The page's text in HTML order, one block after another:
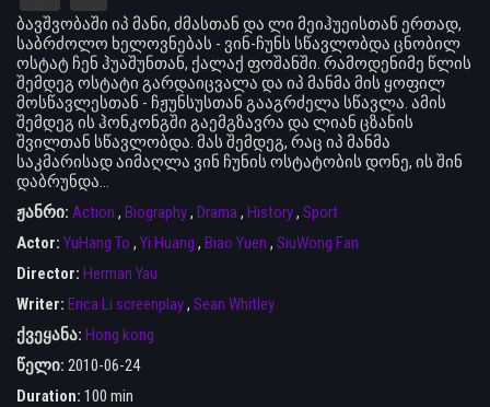
ბავშვობაში იპ მანი, ძმასთან და ლი მეიჰუეისთან ერთად,
საბრძოლო ხელოვნებას - ვინ-ჩუნს სწავლობდა ცნობილ
ოსტატ ჩენ ჰუაშუნთან, ქალაქ ფოშანში. რამოდენიმე წლის
შემდეგ ოსტატი გარდაიცვალა და იპ მანმა მის ყოფილ
მოსწავლესთან - ჩჟუნსუსთან გააგრძელა სწავლა. ამის
შემდეგ ის ჰონკონგში გაემგზავრა და ლიან ცზანის
შვილთან სწავლობდა. მას შემდეგ, რაც იპ მანმა
საკმარისად აიმაღლა ვინ ჩუნის ოსტატობის დონე, ის შინ
დაბრუნდა…
ჟანრი: Action , Biography, Drama, History, Sport
Actor: YuHang To , Yi Huang , Biao Yuen , SiuWong Fan
Director: Herman Yau
Writer: Erica Li screenplay, Sean Whitley
ქვეყანა: Hong kong
წელი: 2010-06-24
Duration: 100 min